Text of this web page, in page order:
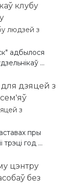
людзей з
адбылося
...
з
пры
трэцi год ...